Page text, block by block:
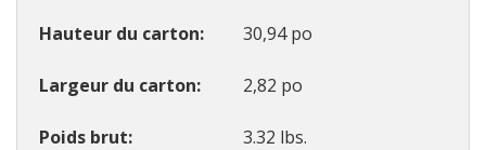
Hauteur du carton 30,94 po
Largeur du carton 2,82 po
Poids brut 3.32 lbs.